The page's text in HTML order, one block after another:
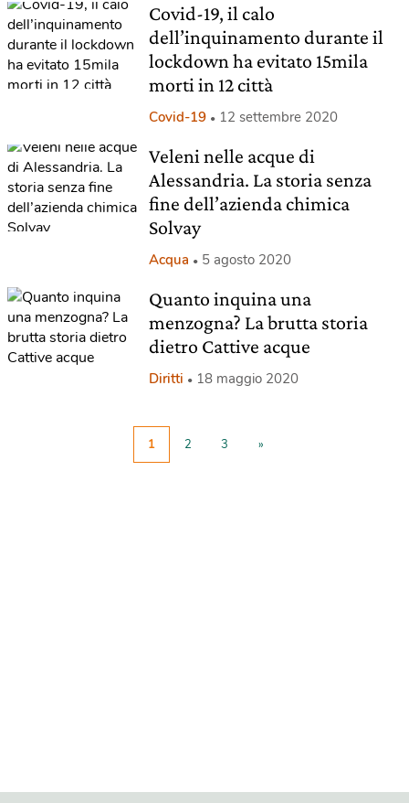
Covid-19, il calo
dell’inquinamento durante il
lockdown ha evitato 15mila
morti in 12 città
Covid-19 12 settembre 2020
Veleni nelle acque di
Alessandria. La storia senza
fine dell’azienda chimica
Solvay
Acqua 5 agosto 2020
Quanto inquina una
menzogna? La brutta storia
dietro Cattive acque
Diritti 18 maggio 2020
1 2 3 »